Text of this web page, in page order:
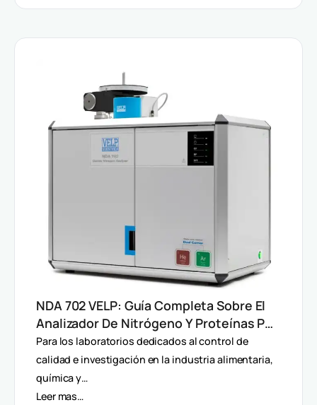
NDA 702 VELP: Guía Completa Sobre El
Analizador De Nitrógeno Y Proteínas Por
Método Dumas
Para los laboratorios dedicados al control de
calidad e investigación en la industria alimentaria,
química y…
Leer mas…